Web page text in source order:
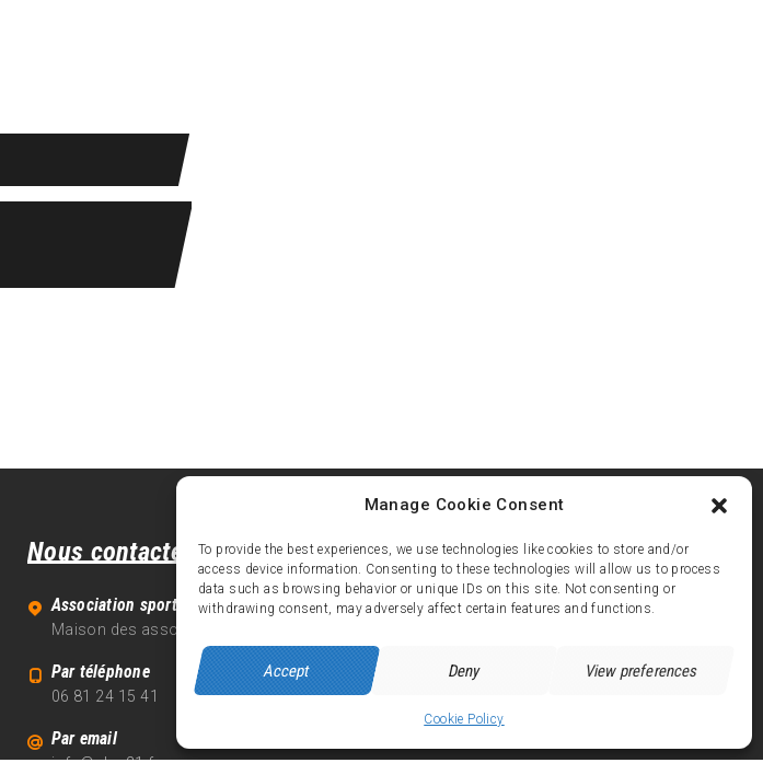
Manage Cookie Consent
To provide the best experiences, we use technologies like cookies to store and/or
access device information. Consenting to these technologies will allow us to process
data such as browsing behavior or unique IDs on this site. Not consenting or
withdrawing consent, may adversely affect certain features and functions.
Accept Deny View preferences
Cookie Policy
Nous contacter
Association sportive Alpe d'Huez 21
Maison des associations - 70 avenue de Brandes - 38750 ALPE d'HUEZ
Par téléphone
06 81 24 15 41
Par email